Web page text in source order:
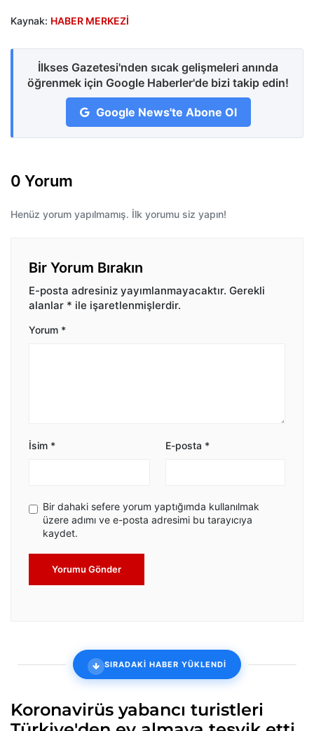
Kaynak: HABER MERKEZİ
İlkses Gazetesi'nden sıcak gelişmeleri anında
öğrenmek için Google Haberler'de bizi takip edin!
Google News'te Abone Ol
0 Yorum
Henüz yorum yapılmamış. İlk yorumu siz yapın!
Bir Yorum Bırakın
E-posta adresiniz yayımlanmayacaktır. Gerekli
alanlar * ile işaretlenmişlerdir.
Yorum *
İsim * E-posta *
Bir dahaki sefere yorum yaptığımda kullanılmak
üzere adımı ve e-posta adresimi bu tarayıcıya
kaydet.
Yorumu Gönder
SIRADAKİ HABER YÜKLENDİ
Koronavirüs yabancı turistleri